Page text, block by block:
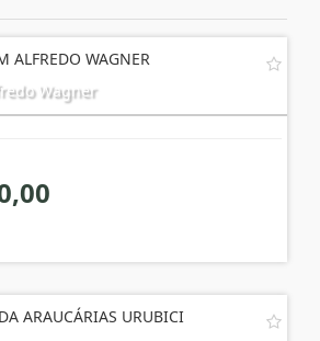
ALFREDO WAGNER
Wagner
ARAUCÁRIAS URUBICI